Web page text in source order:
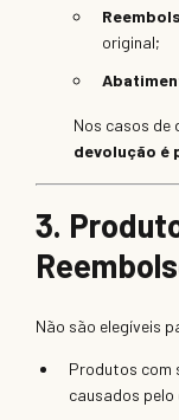
original;
Nos casos de
devolução é
3.
Não são elegíveis
Produtos com
causados